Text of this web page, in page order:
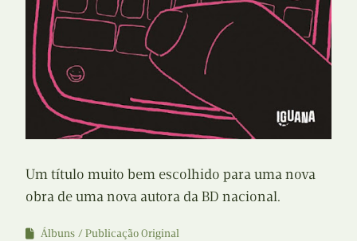
Um título muito bem escolhido para uma nova
obra de uma nova autora da BD nacional.
Álbuns
Publicação Original